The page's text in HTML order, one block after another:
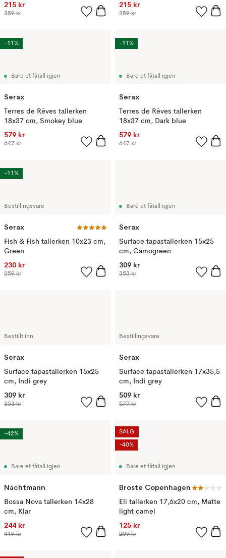
215 kr
359 kr
215 kr
359 kr
Bare et fåtall igjen
Serax
Terres de Rêves tallerken
18x37 cm, Smokey blue
579 kr
647 kr
-11%
Bare et fåtall igjen
Serax
Terres de Rêves tallerken
18x37 cm, Dark blue
579 kr
647 kr
-11%
Bestillingsvare
Serax
Fish & Fish tallerken 10x23 cm,
Green
230 kr
259 kr
-11%
Bare et fåtall igjen
Serax
Surface tapastallerken 15x25
cm, Camogreen
309 kr
353 kr
Bestillt inn
Serax
Surface tapastallerken 15x25
cm, Indi grey
309 kr
353 kr
Bestillingsvare
Serax
Surface tapastallerken 17x35,5
cm, Indi grey
509 kr
577 kr
Bare et fåtall igjen
Nachtmann
Bossa Nova tallerken 14x28
cm, Klar
244 kr
419 kr
-42%
Bare et fåtall igjen
Broste Copenhagen
Eli tallerken 17,6x20 cm, Matte
light camel
125 kr
209 kr
SALG
-40%